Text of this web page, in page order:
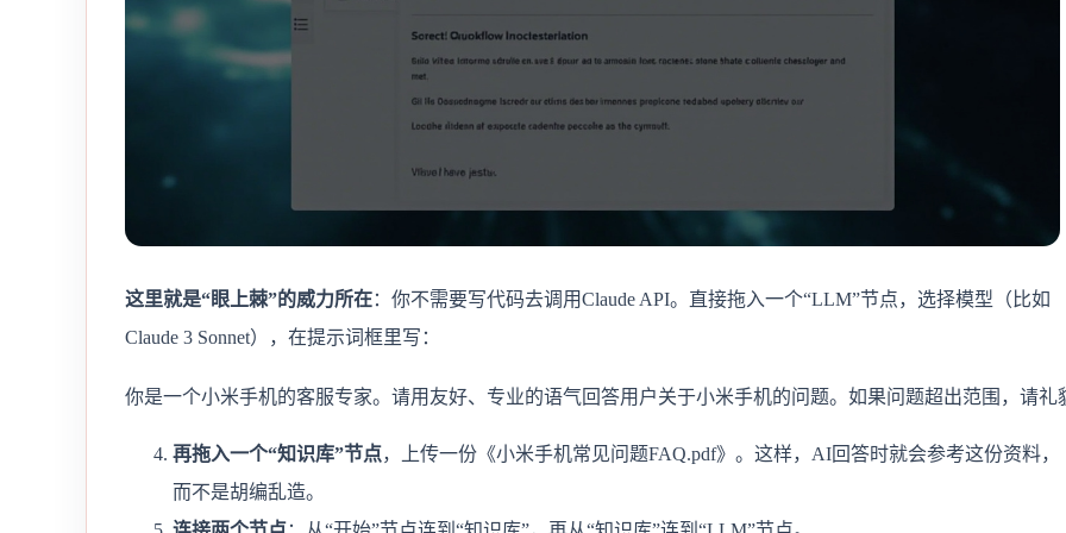
这里就是“眼上棘”的威力所在：你不需要写代码去调用Claude API。直接拖入一个“LLM”节点，选择模型（比如
Claude 3 Sonnet），在提示词框里写：
你是一个小米手机的客服专家。请用友好、专业的语气回答用户关于小米手机的问题。如果问题超出范围，请礼
再拖入一个“知识库”节点，上传一份《小米手机常见问题FAQ.pdf》。这样，AI回答时就会参考这份资料，
而不是胡编乱造。